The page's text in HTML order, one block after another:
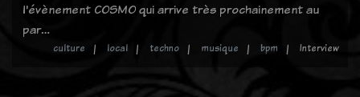
l'évènement COSMO qui arrive très prochainement au
par…
culture local techno musique bpm Interview